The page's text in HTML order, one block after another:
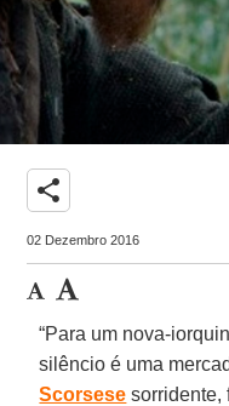
share
02 Dezembro 2016
“Para um nova-
silêncio é uma
Scorsese sorridente,